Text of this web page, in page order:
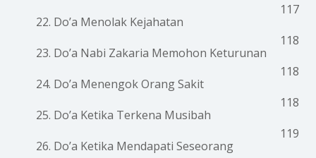
22. Do’a Menolak Kejahatan
23. Do’a Nabi Zakaria Memohon Keturunan
24. Do’a Menengok Orang Sakit
25. Do’a Ketika Terkena Musibah
26. Do’a Ketika Mendapati Seseorang
117
118
118
118
119